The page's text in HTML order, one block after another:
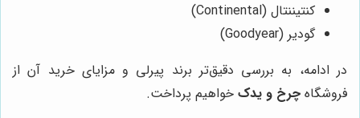
کنتیننتال (Continental)
گودیر (Goodyear)
در ادامه، به بررسی دقیق‌تر برند پیرلی و مزایای خرید آن از
فروشگاه چرخ و یدک خواهیم پرداخت.